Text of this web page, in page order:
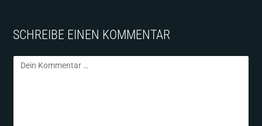
SCHREIBE EINEN KOMMENTAR